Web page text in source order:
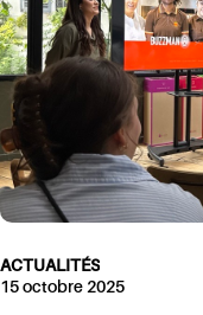
ACTUALITÉS
15 octobre 2025